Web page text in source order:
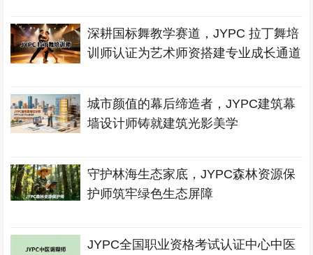
深耕国标舞教学赛道，JYPC 拉丁舞培
训师认证为艺术师资搭建专业成长通道
城市颜值的幕后缔造者，JYPC建筑幕
墙设计师铸就建筑光影美学
守护林海生态家底，JYPC森林资源保
护师筑牢绿色生态屏障
JYPC全国职业资格考试认证中心中医